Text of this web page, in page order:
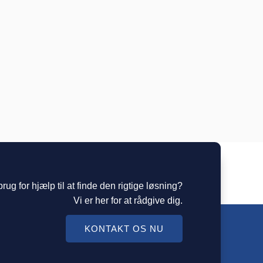
for hjælp til at finde den rigtige løsning?
Vi er her for at rådgive dig.
KONTAKT OS NU